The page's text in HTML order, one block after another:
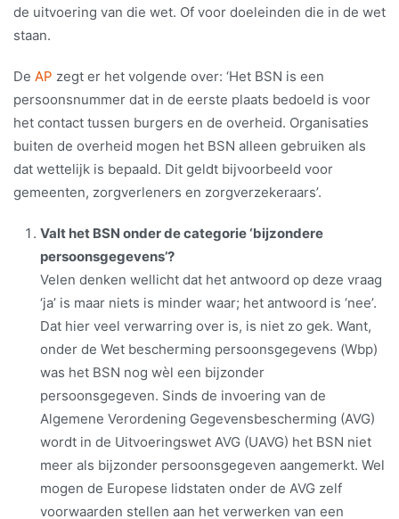
de uitvoering van die wet. Of voor doeleinden die in de wet
staan.
De AP zegt er het volgende over: ‘Het BSN is een
persoonsnummer dat in de eerste plaats bedoeld is voor
het contact tussen burgers en de overheid. Organisaties
buiten de overheid mogen het BSN alleen gebruiken als
dat wettelijk is bepaald. Dit geldt bijvoorbeeld voor
gemeenten, zorgverleners en zorgverzekeraars’.
Valt het BSN onder de categorie ‘bijzondere
persoonsgegevens’?
Velen denken wellicht dat het antwoord op deze vraag
‘ja’ is maar niets is minder waar; het antwoord is ‘nee’.
Dat hier veel verwarring over is, is niet zo gek. Want,
onder de Wet bescherming persoonsgegevens (Wbp)
was het BSN nog wèl een bijzonder
persoonsgegeven. Sinds de invoering van de
Algemene Verordening Gegevensbescherming (AVG)
wordt in de Uitvoeringswet AVG (UAVG) het BSN niet
meer als bijzonder persoonsgegeven aangemerkt. Wel
mogen de Europese lidstaten onder de AVG zelf
voorwaarden stellen aan het verwerken van een